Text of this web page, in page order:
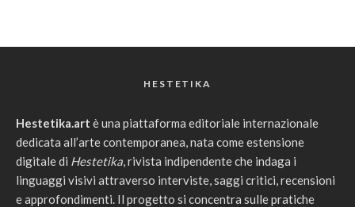
HESTETIKA
Hestetika.art è una piattaforma editoriale internazionale
dedicata all’arte contemporanea, nata come estensione
digitale di Hestetika, rivista indipendente che indaga i
linguaggi visivi attraverso interviste, saggi critici, recensioni
e approfondimenti. Il progetto si concentra sulle pratiche